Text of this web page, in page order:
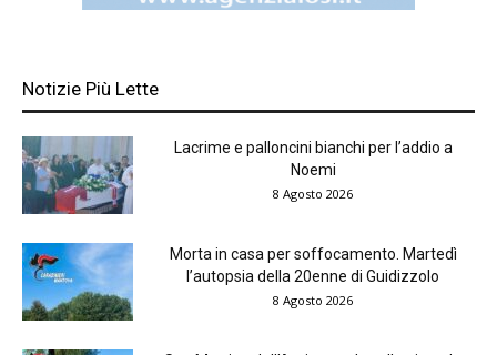
Notizie Più Lette
Lacrime e palloncini bianchi per l’addio a
Noemi
8 Agosto 2026
Morta in casa per soffocamento. Martedì
l’autopsia della 20enne di Guidizzolo
8 Agosto 2026